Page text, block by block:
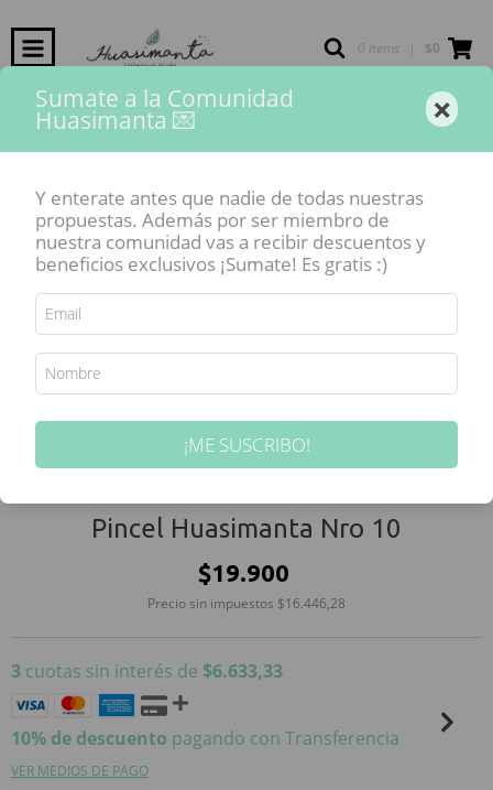
0 Items | $0
Inicio - Pinceles y herramientas
Pincel Huasimanta Nro 10
$19.900
Precio sin impuestos $16.446,28
3 cuotas sin interés de $6.633,33
10% de descuento pagando con Transferencia
VER MEDIOS DE PAGO
Sumate a la Comunidad
Huasimanta 💌 ×
Y enterate antes que nadie de todas nuestras
propuestas. Además por ser miembro de
nuestra comunidad vas a recibir descuentos y
beneficios exclusivos ¡Sumate! Es gratis :)
¡ME SUSCRIBO!